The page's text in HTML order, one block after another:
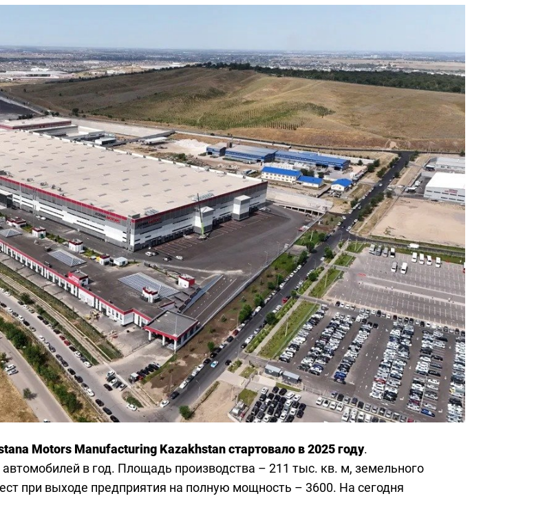
Motors Manufacturing Kazakhstan стартовало в 2025 году.
в год. Площадь производства – 211 тыс. кв. м, земельного
при выходе предприятия на полную мощность – 3600. На сегодня